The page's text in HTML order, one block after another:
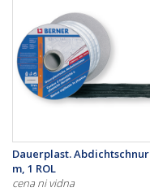
Dauerplast. Abdichtschnur
m, 1 ROL
cena ni vidna